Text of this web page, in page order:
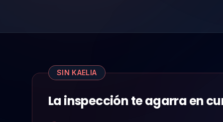
SIN KAELIA
La inspección te agarra en